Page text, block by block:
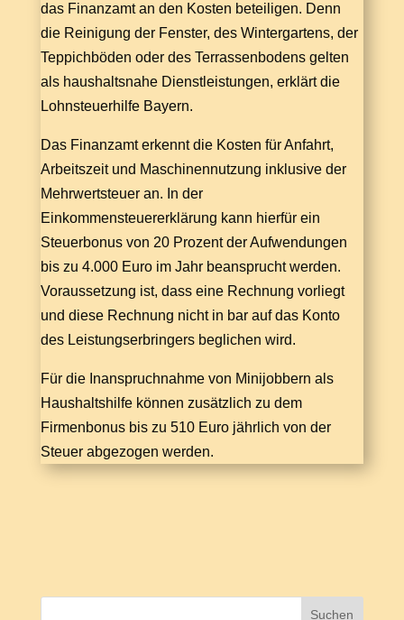
das Finanzamt an den Kosten beteiligen. Denn
die Reinigung der Fenster, des Wintergartens, der
Teppichböden oder des Terrassenbodens gelten
als haushaltsnahe Dienstleistungen, erklärt die
Lohnsteuerhilfe Bayern.
Das Finanzamt erkennt die Kosten für Anfahrt,
Arbeitszeit und Maschinennutzung inklusive der
Mehrwertsteuer an. In der
Einkommensteuererklärung kann hierfür ein
Steuerbonus von 20 Prozent der Aufwendungen
bis zu 4.000 Euro im Jahr beansprucht werden.
Voraussetzung ist, dass eine Rechnung vorliegt
und diese Rechnung nicht in bar auf das Konto
des Leistungserbringers beglichen wird.
Für die Inanspruchnahme von Minijobbern als
Haushaltshilfe können zusätzlich zu dem
Firmenbonus bis zu 510 Euro jährlich von der
Steuer abgezogen werden.